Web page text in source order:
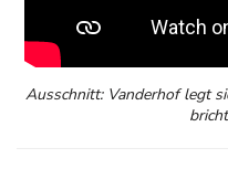
Ausschnitt: Vanderhof legt